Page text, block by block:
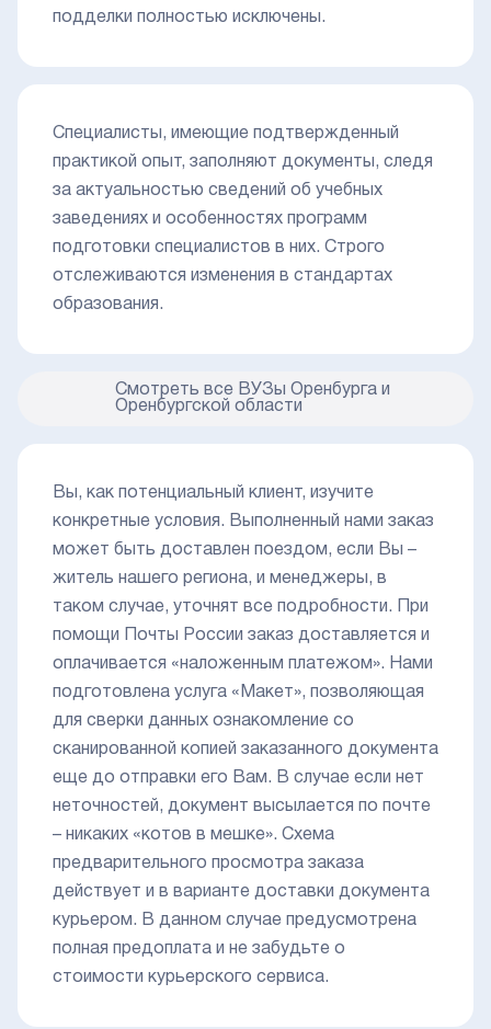
подделки полностью исключены.
Специалисты, имеющие подтвержденный
практикой опыт, заполняют документы, следя
за актуальностью сведений об учебных
заведениях и особенностях программ
подготовки специалистов в них. Строго
отслеживаются изменения в стандартах
образования.
Смотреть все ВУЗы Оренбурга и
Оренбургской области
Вы, как потенциальный клиент, изучите
конкретные условия. Выполненный нами заказ
может быть доставлен поездом, если Вы –
житель нашего региона, и менеджеры, в
таком случае, уточнят все подробности. При
помощи Почты России заказ доставляется и
оплачивается «наложенным платежом». Нами
подготовлена услуга «Макет», позволяющая
для сверки данных ознакомление со
сканированной копией заказанного документа
еще до отправки его Вам. В случае если нет
неточностей, документ высылается по почте
– никаких «котов в мешке». Схема
предварительного просмотра заказа
действует и в варианте доставки документа
курьером. В данном случае предусмотрена
полная предоплата и не забудьте о
стоимости курьерского сервиса.